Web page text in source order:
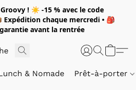
! ☀️ -15 % avec le code
Expédition chaque mercredi• 🎒
avant la rentrée
& Nomade Prêt-à-porter